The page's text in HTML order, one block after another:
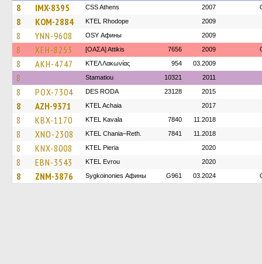
8 IMX-8395 CSS Athens 2007
8 KOM-2884 KTEL Rhodope 2009
8 YNN-9608 OSY Афины 2009
8 XEH-8253 [ΟΑΣΑ] Αttikis 7656 2009
8 AKH-4747 ΚΤΕΛ Λακωνίας 954 03.2009
8 Stamatiou 10321 2011
8 POX-7304 DES RODA 23128 2015
8 AZH-9371 KTEL Achaia 2017
8 KBX-1170 KTEL Kavala 7840 11.2018
8 XNO-2308 KTEL Chania–Reth. 7841 11.2018
8 KNX-8008 KTEL Pieria 2020
8 EBN-3543 KTEL Evrou 2020
8 ZNM-3876 Sygkoinonies Афины G961 03.2024